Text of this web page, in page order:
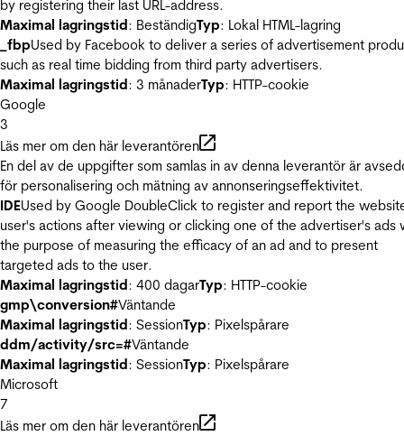
by registering their last URL-address.
Maximal lagringstid: BeständigTyp: Lokal HTML-lagring
_fbpUsed by Facebook to deliver a series of advertisement
such as real time bidding from third party advertisers.
Maximal lagringstid: 3 månaderTyp: HTTP-cookie
Google
3
Läs mer om den här leverantören
En del av de uppgifter som samlas in av denna leverantör är
för personalisering och mätning av annonseringseffektivitet.
IDEUsed by Google DoubleClick to register and report the
user's actions after viewing or clicking one of the advertiser's ads
the purpose of measuring the efficacy of an ad and to present
targeted ads to the user.
Maximal lagringstid: 400 dagarTyp: HTTP-cookie
gmp\conversion#Väntande
Maximal lagringstid: SessionTyp: Pixelspårare
ddm/activity/src=#Väntande
Maximal lagringstid: SessionTyp: Pixelspårare
Microsoft
7
Läs mer om den här leverantören